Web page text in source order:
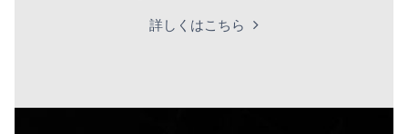
詳しくはこちら